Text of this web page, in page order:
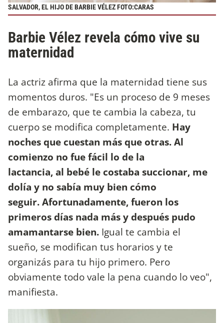
SALVADOR, EL HIJO DE BARBIE VÉLEZ FOTO:CARAS
Barbie Vélez revela cómo vive su
maternidad
La actriz afirma que la maternidad tiene sus
momentos duros. "Es un proceso de 9 meses
de embarazo, que te cambia la cabeza, tu
cuerpo se modifica completamente. Hay
noches que cuestan más que otras. Al
comienzo no fue fácil lo de la
lactancia, al bebé le costaba succionar, me
dolía y no sabía muy bien cómo
seguir. Afortunadamente, fueron los
primeros días nada más y después pudo
amamantarse bien. Igual te cambia el
sueño, se modifican tus horarios y te
organizás para tu hijo primero. Pero
obviamente todo vale la pena cuando lo veo",
manifiesta.